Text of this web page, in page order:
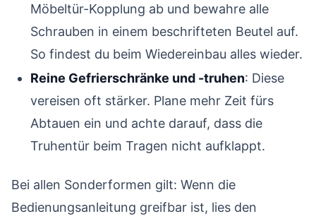
Möbeltür-Kopplung ab und bewahre alle
Schrauben in einem beschrifteten Beutel auf.
So findest du beim Wiedereinbau alles wieder.
Reine Gefrierschränke und -truhen: Diese
vereisen oft stärker. Plane mehr Zeit fürs
Abtauen ein und achte darauf, dass die
Truhentür beim Tragen nicht aufklappt.
Bei allen Sonderformen gilt: Wenn die
Bedienungsanleitung greifbar ist, lies den